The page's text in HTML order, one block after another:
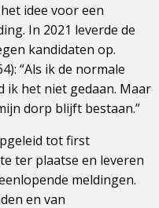
idee voor een
In 2021 leverde de
kandidaten op.
“Als ik de normale
ik het niet gedaan. Maar
dorp blijft bestaan.”
tot first
ter plaatse en leveren
meldingen.
en van